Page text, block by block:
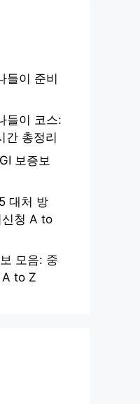
들이 준비
들이 코스:
간 총정리
보증보
대처 방
신청 A to
모음: 중
A to Z